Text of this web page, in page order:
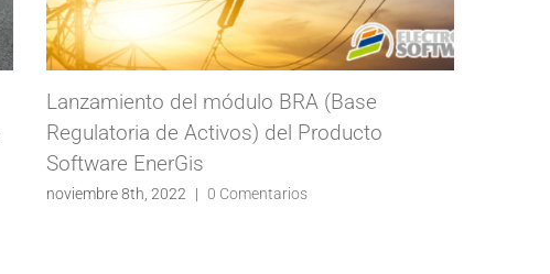
Lanzamiento del módulo BRA (Base
Regulatoria de Activos) del Producto
Software EnerGis
noviembre 8th, 2022 | 0 Comentarios